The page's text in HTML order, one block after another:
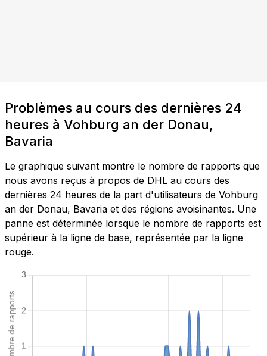
Problèmes au cours des dernières 24
heures à Vohburg an der Donau,
Bavaria
Le graphique suivant montre le nombre de rapports que
nous avons reçus à propos de DHL au cours des
dernières 24 heures de la part d'utilisateurs de Vohburg
an der Donau, Bavaria et des régions avoisinantes. Une
panne est déterminée lorsque le nombre de rapports est
supérieur à la ligne de base, représentée par la ligne
rouge.